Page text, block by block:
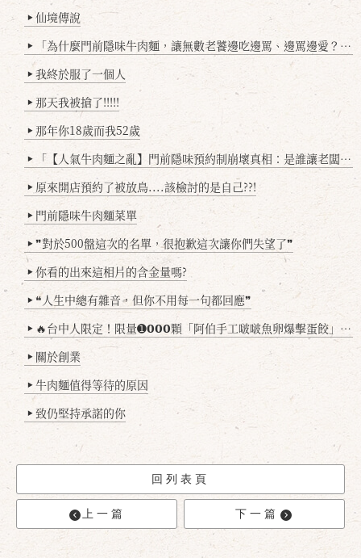
▶ 仙境傳說
▶ 「為什麼門前隱味牛肉麵，讓無數老饕邊吃邊罵、邊罵邊愛？小辣雞揭密！」
▶ 我終於服了一個人
▶ 那天我被搶了!!!!!
▶ 那年你18歲而我52歲
▶ 「【人氣牛肉麵之亂】門前隱味預約制崩壞真相：是誰讓老闆心灰意冷？」
▶ 原來開店預約了被放鳥....該檢討的是自己??!
▶ 門前隱味牛肉麵菜單
▶ ❞對於500盤這次的名單，很抱歉這次讓你們失望了❞
▶ 你看的出來這相片的含金量嗎?
▶ ❝人生中總有雜音，但你不用每一句都回應❞
▶ 🔥台中人限定！限量➊𝟬𝟬𝟬顆「阿伯手工啵啵魚卵爆擊蛋餃」台北已被搶爆2萬顆，最後名額門前隱味只留給你！🥟💥
▶ 關於創業
▶ 牛肉麵值得等待的原因
▶ 致仍堅持承諾的你
回列表頁
上一篇 下一篇